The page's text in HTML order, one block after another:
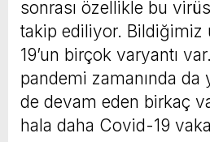
sonrası özellikle bu
takip ediliyor. Bildiğimiz
19’un birçok varyantı
pandemi zamanında da
de devam eden birkaç
hala daha Covid-19